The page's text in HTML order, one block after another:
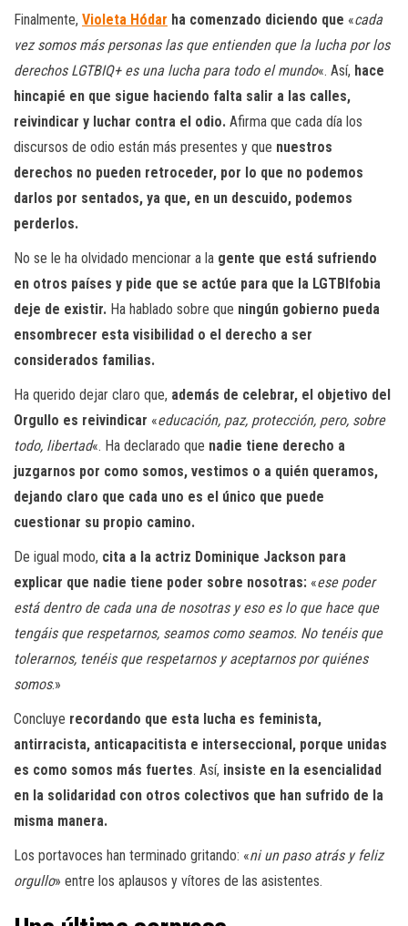
Finalmente, Violeta Hódar ha comenzado diciendo que «cada
vez somos más personas las que entienden que la lucha por los
derechos LGTBIQ+ es una lucha para todo el mundo«. Así, hace
hincapié en que sigue haciendo falta salir a las calles,
reivindicar y luchar contra el odio. Afirma que cada día los
discursos de odio están más presentes y que nuestros
derechos no pueden retroceder, por lo que no podemos
darlos por sentados, ya que, en un descuido, podemos
perderlos.
No se le ha olvidado mencionar a la gente que está sufriendo
en otros países y pide que se actúe para que la LGTBIfobia
deje de existir. Ha hablado sobre que ningún gobierno pueda
ensombrecer esta visibilidad o el derecho a ser
considerados familias.
Ha querido dejar claro que, además de celebrar, el objetivo del
Orgullo es reivindicar «educación, paz, protección, pero, sobre
todo, libertad«. Ha declarado que nadie tiene derecho a
juzgarnos por como somos, vestimos o a quién queramos,
dejando claro que cada uno es el único que puede
cuestionar su propio camino.
De igual modo, cita a la actriz Dominique Jackson para
explicar que nadie tiene poder sobre nosotras: «ese poder
está dentro de cada una de nosotras y eso es lo que hace que
tengáis que respetarnos, seamos como seamos. No tenéis que
tolerarnos, tenéis que respetarnos y aceptarnos por quiénes
somos.»
Concluye recordando que esta lucha es feminista,
antirracista, anticapacitista e interseccional, porque unidas
es como somos más fuertes. Así, insiste en la esencialidad
en la solidaridad con otros colectivos que han sufrido de la
misma manera.
Los portavoces han terminado gritando: «ni un paso atrás y feliz
orgullo» entre los aplausos y vítores de las asistentes.